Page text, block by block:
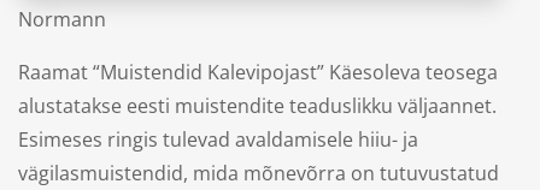
Normann
Raamat “Muistendid Kalevipojast” Käesoleva teosega
alustatakse eesti muistendite teaduslikku väljaannet.
Esimeses ringis tulevad avaldamisele hiiu- ja
vägilasmuistendid, mida mõnevõrra on tutuvustatud